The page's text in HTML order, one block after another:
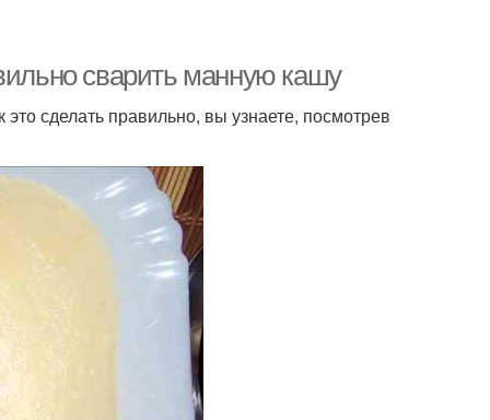
сварить манную кашу
сделать правильно, вы узнаете, посмотрев